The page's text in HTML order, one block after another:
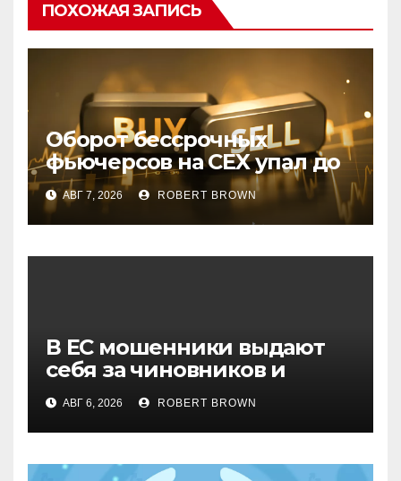
ПОХОЖАЯ ЗАПИСЬ
Оборот бессрочных
фьючерсов на CEX упал до
минимумов 2023 года
АВГ 7, 2026 ROBERT BROWN
В ЕС мошенники выдают
себя за чиновников и
лицензированные по MiCA
биржи
АВГ 6, 2026 ROBERT BROWN